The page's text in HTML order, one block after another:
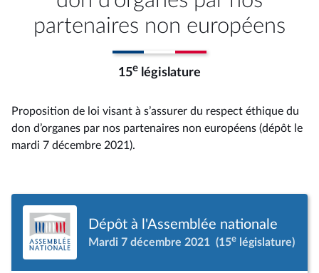
partenaires non européens
15e législature
Proposition de loi visant à s’assurer du respect éthique du
don d’organes par nos partenaires non européens (dépôt le
mardi 7 décembre 2021).
Dépôt à l'Assemblée nationale
Mardi 7 décembre 2021 (15e législature)